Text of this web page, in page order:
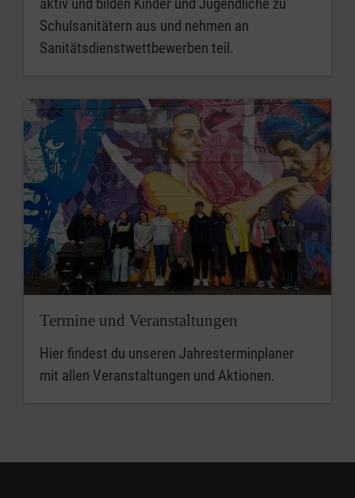
Schulsanitätern aus und nehmen an
Sanitätsdienstwettbewerben teil.
Termine und Veranstaltungen
Hier findest du unseren Jahresterminplaner
mit allen Veranstaltungen und Aktionen.